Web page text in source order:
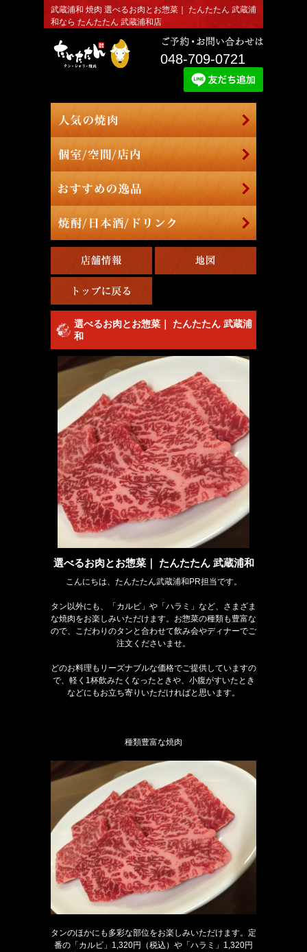
武蔵浦和 焼肉 選べるお肉とお惣菜｜ たんたたん 武蔵浦
和なら たんたたん 武蔵浦和店
048-709-0721
選べるお肉とお惣菜｜ たんたたん 武蔵浦
和
選べるお肉とお惣菜｜ たんたたん 武蔵浦和
こんにちは、たんたたん武蔵浦和PR担当です。
タン以外にも、「カルビ」や「ハラミ」など、さまざま
な焼肉をお楽しみいただけます。お惣菜の種類も豊富な
ので、こだわりのタンと合わせて飲み会やディナーでご
注文くださいませ。
どのお料理もリーズナブルな価格でご提供していますの
で、軽く1杯飲みたくなったときや、小腹がすいたとき
などにもお立ち寄りいただければと思います。
種類豊富な焼肉
タンのほかにも多彩な部位をお楽しみいただけます。定
番の「カルビ」1,320円（税込）や「ハラミ」1,320円